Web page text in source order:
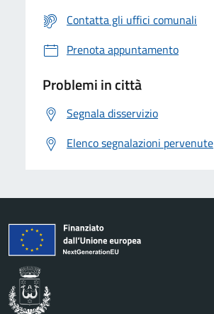
Contatta gli uffici comunali
Prenota appuntamento
Problemi in città
Segnala disservizio
Elenco segnalazioni pervenute